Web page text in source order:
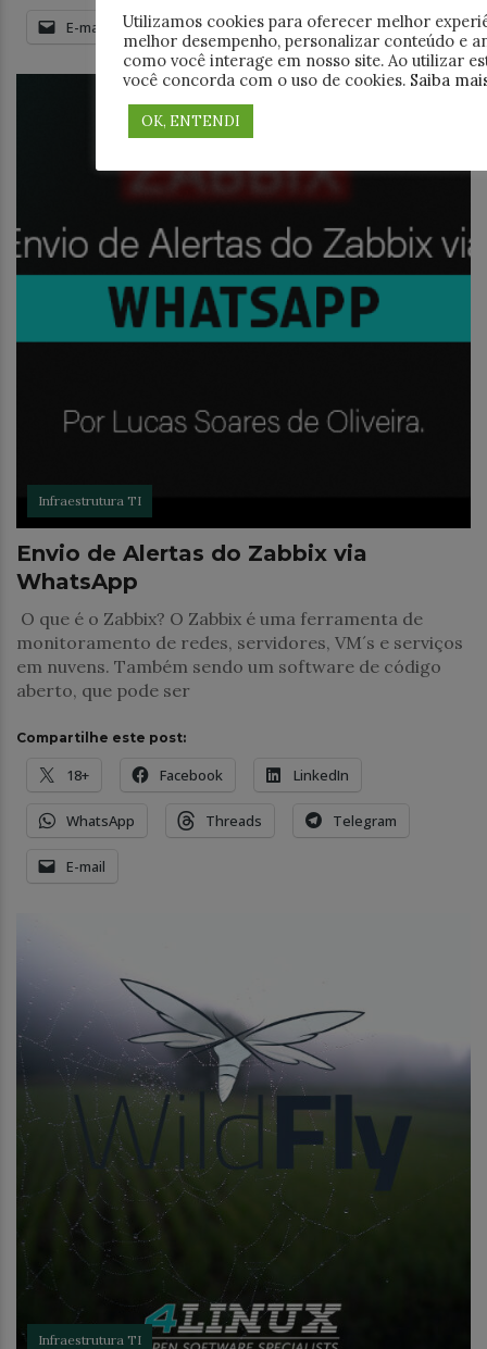
E-mail
Infraestrutura TI
Envio de Alertas do Zabbix via
WhatsApp
O que é o Zabbix? O Zabbix é uma ferramenta de
monitoramento de redes, servidores, VM´s e serviços
em nuvens. Também sendo um software de código
aberto, que pode ser
Compartilhe este post:
18+ Facebook LinkedIn
WhatsApp Threads Telegram
E-mail
Infraestrutura TI
Utilizamos cookies para oferecer melhor
melhor desempenho, personalizar conteúdo e
como você interage em nosso site. Ao utilizar
você concorda com o uso de cookies. Saiba
OK, ENTENDI